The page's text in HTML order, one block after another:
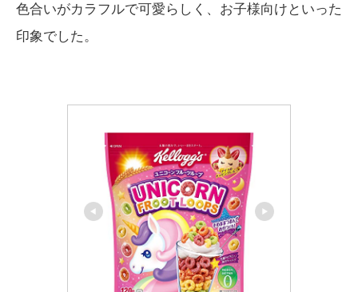
色合いがカラフルで可愛らしく、お子様向けといった
印象でした。